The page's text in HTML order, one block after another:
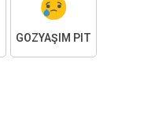
GÖZYAŞIM PIT